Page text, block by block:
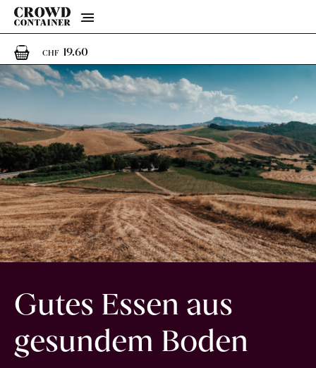
Menu
CHF 19.601 Artikel im Warenkorb
Gutes Essen aus
gesundem Boden